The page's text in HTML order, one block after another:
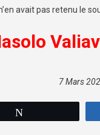
avait pas retenu le
7 Mars